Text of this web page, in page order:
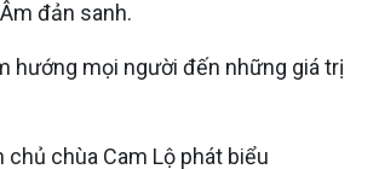
đản sanh.
hướng mọi người đến những giá trị